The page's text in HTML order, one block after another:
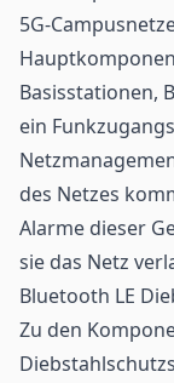
5G-
Basisstationen,
ein
des Netzes
Alarme dieser
sie das Netz
Bluetooth LE
Zu den